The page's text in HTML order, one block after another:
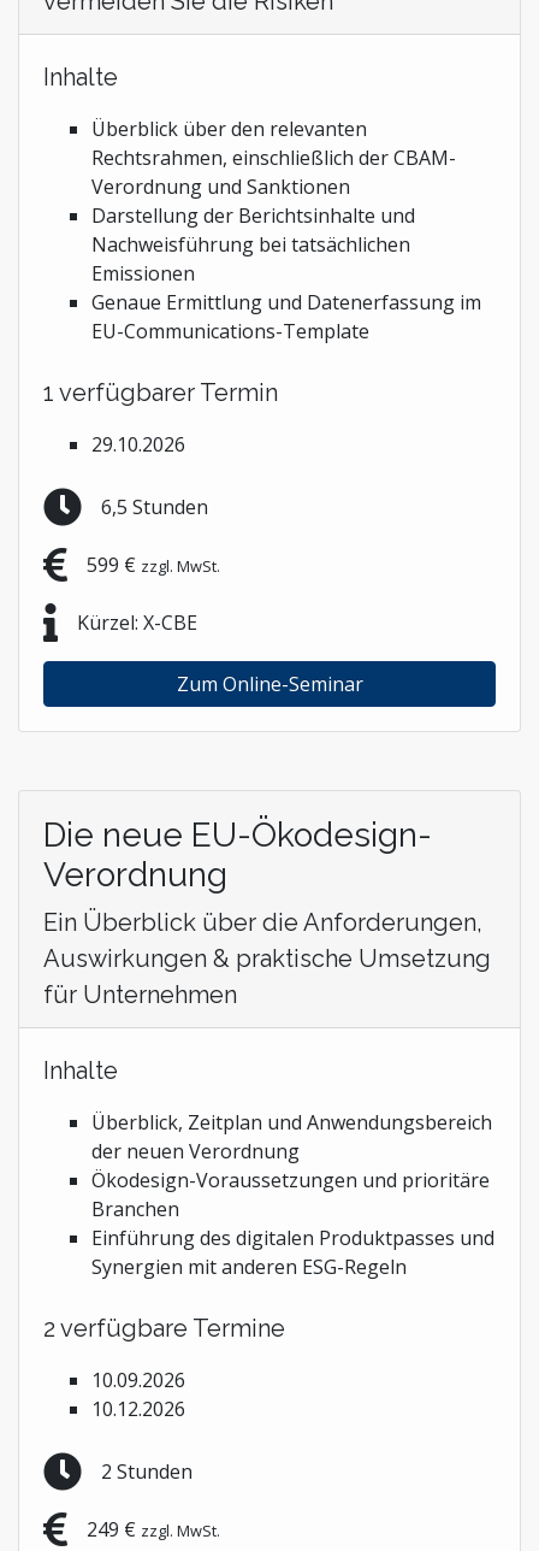
Inhalte
Überblick über den relevanten
Rechtsrahmen, einschließlich der CBAM-
Verordnung und Sanktionen
Darstellung der Berichtsinhalte und
Nachweisführung bei tatsächlichen
Emissionen
Genaue Ermittlung und Datenerfassung im
EU-Communications-Template
1 verfügbarer Termin
29.10.2026
6,5 Stunden
599 € zzgl. MwSt.
Kürzel: X-CBE
Zum Online-Seminar
Die neue EU-Ökodesign-
Verordnung
Ein Überblick über die Anforderungen,
Auswirkungen & praktische Umsetzung
für Unternehmen
Inhalte
Überblick, Zeitplan und Anwendungsbereich
der neuen Verordnung
Ökodesign-Voraussetzungen und prioritäre
Branchen
Einführung des digitalen Produktpasses und
Synergien mit anderen ESG-Regeln
2 verfügbare Termine
10.09.2026
10.12.2026
2 Stunden
249 € zzgl. MwSt.